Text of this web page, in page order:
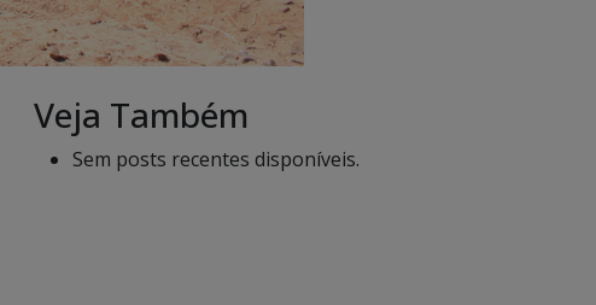
Veja Também
Sem posts recentes disponíveis.